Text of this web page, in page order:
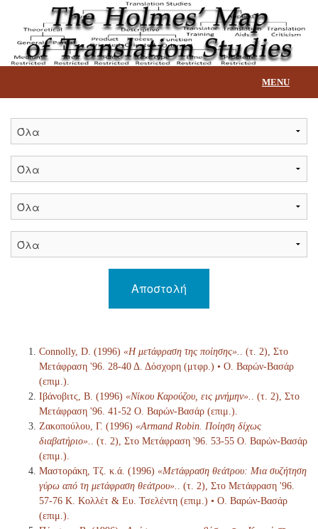
MENU
Αρχική
Τίτλοι
Επικοινωνία
Αποστολή
Connolly, D. (1996) «Η μετάφραση της ποίησης».
. (τ. 2), Στο
Μετάφραση '96. 28-40 Δ. Δόσχορη (μτφρ.) • Ο. Βαρών-Βασάρ
(επιμ.).
Ιβάνοβιτς, Β. (1996) «Νίκου Καρούζου, εις μνήμην».
. (τ. 2), Στο
Μετάφραση '96. 41-52 Ο. Βαρών-Βασάρ (επιμ.).
Ζακοπούλου, Γ. (1996) «Armand Robin. Ποίηση δίχως
διαβατήριο».
. (τ. 2), Στο Μετάφραση '96. 53-55 Ο. Βαρών-Βασάρ
(επιμ.).
Μαστοράκη, Τζ. κ.ά. (1996) «Μετάφραση θεάτρου: Μια συζήτηση
γύρω από τη μετάφραση θεάτρου».
. (τ. 2), Στο Μετάφραση '96.
57-76 Κ. Κολλέτ & Ευ. Τσελέντη (επιμ.) • Ο. Βαρών-Βασάρ
(επιμ.).